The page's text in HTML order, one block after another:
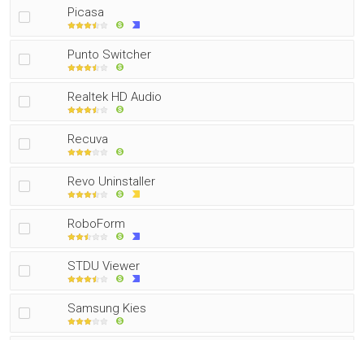
Picasa
Punto Switcher
Realtek HD Audio
Recuva
Revo Uninstaller
RoboForm
STDU Viewer
Samsung Kies